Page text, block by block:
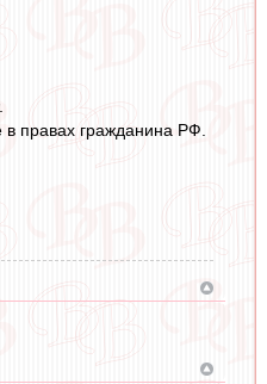
в правах гражданина РФ.